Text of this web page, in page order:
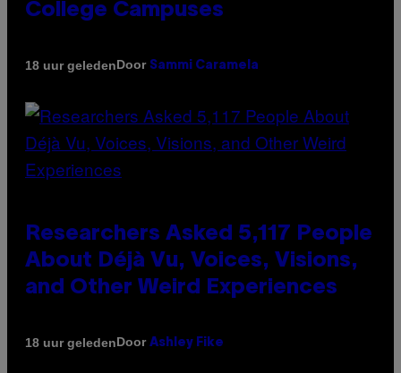
College Campuses
18 uur geledenDoor Sammi Caramela
Researchers Asked 5,117 People
About Déjà Vu, Voices, Visions,
and Other Weird Experiences
18 uur geledenDoor Ashley Fike